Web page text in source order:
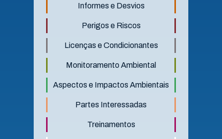
Informes e Desvios
Perigos e Riscos
Licenças e Condicionantes
Monitoramento Ambiental
Aspectos e Impactos Ambientais
Partes Interessadas
Treinamentos